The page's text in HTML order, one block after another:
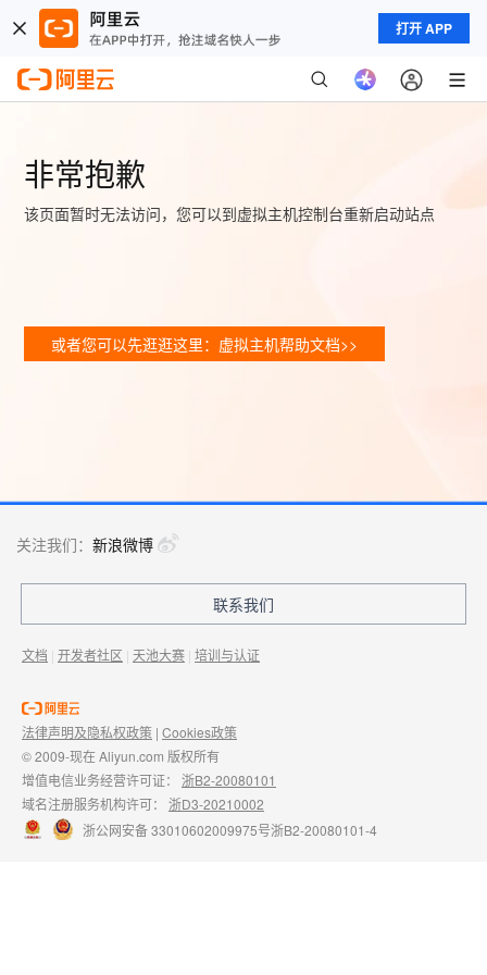
打开 APP
非常抱歉
该页面暂时无法访问，您可以到虚拟主机控制台重新启动站点
或者您可以先逛逛这里：虚拟主机帮助文档>>